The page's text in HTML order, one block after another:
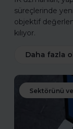
süreçlerinde
objektif
kılıyor.
Daha fazla
Sektörünü